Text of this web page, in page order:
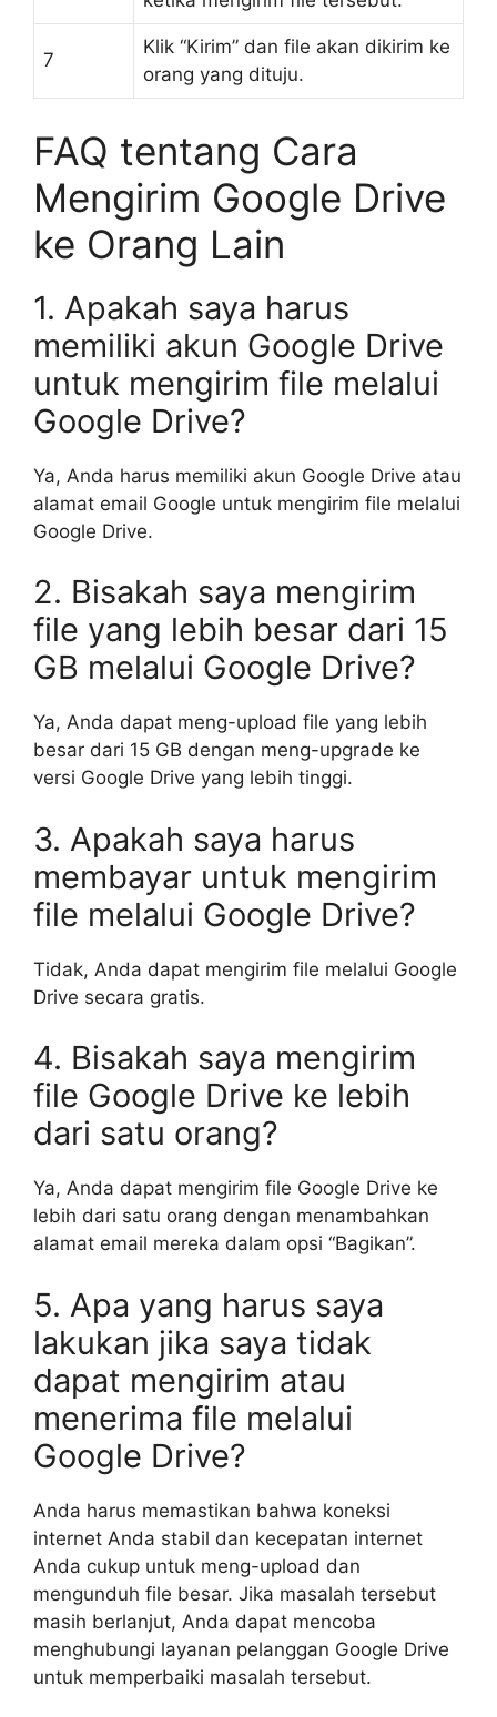
7
Klik “Kirim” dan file akan dikirim ke
orang yang dituju.
FAQ tentang Cara
Mengirim Google Drive
ke Orang Lain
1. Apakah saya harus
memiliki akun Google Drive
untuk mengirim file melalui
Google Drive?
Ya, Anda harus memiliki akun Google Drive atau
alamat email Google untuk mengirim file melalui
Google Drive.
2. Bisakah saya mengirim
file yang lebih besar dari 15
GB melalui Google Drive?
Ya, Anda dapat meng-upload file yang lebih
besar dari 15 GB dengan meng-upgrade ke
versi Google Drive yang lebih tinggi.
3. Apakah saya harus
membayar untuk mengirim
file melalui Google Drive?
Tidak, Anda dapat mengirim file melalui Google
Drive secara gratis.
4. Bisakah saya mengirim
file Google Drive ke lebih
dari satu orang?
Ya, Anda dapat mengirim file Google Drive ke
lebih dari satu orang dengan menambahkan
alamat email mereka dalam opsi “Bagikan”.
5. Apa yang harus saya
lakukan jika saya tidak
dapat mengirim atau
menerima file melalui
Google Drive?
Anda harus memastikan bahwa koneksi
internet Anda stabil dan kecepatan internet
Anda cukup untuk meng-upload dan
mengunduh file besar. Jika masalah tersebut
masih berlanjut, Anda dapat mencoba
menghubungi layanan pelanggan Google Drive
untuk memperbaiki masalah tersebut.